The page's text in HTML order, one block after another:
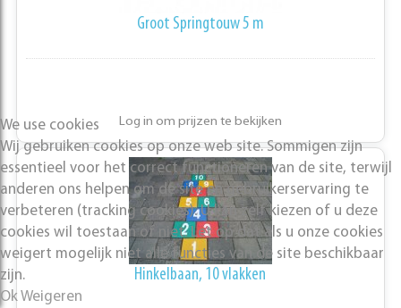
Groot Springtouw 5 m
Log in om prijzen te bekijken
Hinkelbaan, 10 vlakken
We use cookies
Wij gebruiken cookies op onze web site. Sommigen zijn
essentieel voor het correct functioneren van de site, terwijl
anderen ons helpen om de site en gebruikerservaring te
verbeteren (tracking cookies). U kan zelf kiezen of u deze
cookies wil toestaan of niet. Let op dat als u onze cookies
weigert mogelijk niet alle functies van de site beschikbaar
zijn.
OkWeigeren